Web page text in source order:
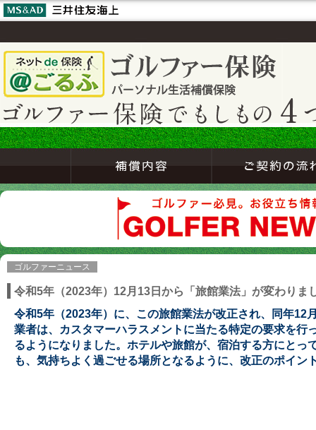
ゴルファーニュース
令和5年（2023年）12月13日から「旅館業法」が変わりま
令和5年（2023年）に、この旅館業法が改正され、同年12
業者は、カスタマーハラスメントに当たる特定の要求を行
るようになりました。 ホテルや旅館が、宿泊する方にとっ
も、気持ちよく過ごせる場所となるように、改正のポイン